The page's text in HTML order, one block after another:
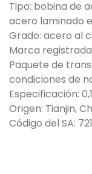
Tipo: bobina de
acero laminado
Grado: acero al
Marca
Paquete de
condiciones de
Especificación:
Origen: Tianjin,
Código del SA: